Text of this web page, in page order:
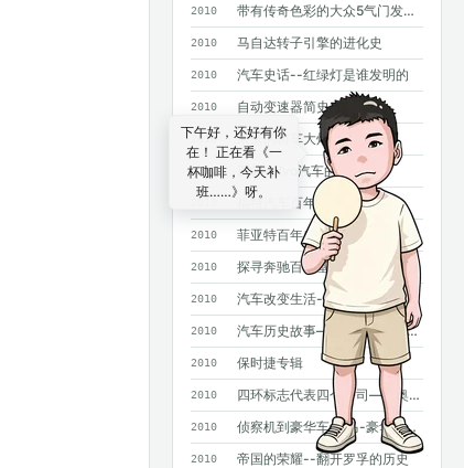
2010 带有传奇色彩的大众5气门发动机
2010 马自达转子引擎的进化史
2010 汽车史话--红绿灯是谁发明的
2010 自动变速器简史
2010 未来的轿车大灯
2010 四款Volvo汽车的诞生
2010 福特汽车百年大事记
2010 菲亚特百年史
2010 探寻奔驰百年基因--斯图加特奔驰总部采访手记
2010 汽车改变生活--汽车发明100年史话
2010 汽车历史故事——MPV风雨20年
2010 保时捷专辑
2010 四环标志代表四个公司——奥迪历史概述
2010 侦察机到豪华车 宝马-豪华背后沧桑曲折
2010 帝国的荣耀--翻开罗孚的历史